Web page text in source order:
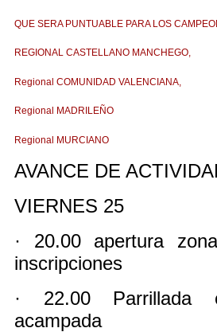
QUE SERA PUNTUABLE PARA LOS
REGIONAL CASTELLANO MANCHEGO,
Regional COMUNIDAD VALENCIANA,
Regional MADRILEÑO
Regional MURCIANO
AVANCE DE
VIERNES 25
· 20.00 apertura
inscripciones
· 22.00
acampada